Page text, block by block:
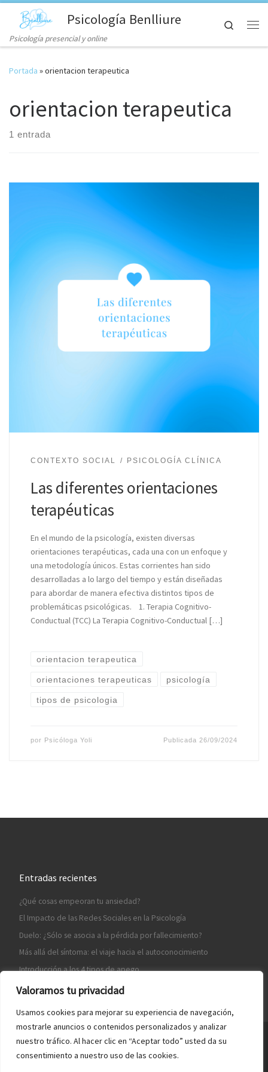
Valoramos tu privacidad
Usamos cookies para mejorar su experiencia de navegación,
mostrarle anuncios o contenidos personalizados y analizar
nuestro tráfico. Al hacer clic en “Aceptar todo” usted da su
consentimiento a nuestro uso de las cookies.
Skip to contentPsicología Benlliure
Psicología presencial y online
Search
Portada »orientacion terapeutica
orientacion terapeutica
1 entrada
CONTEXTO SOCIAL PSICOLOGÍA CLÍNICA
Las diferentes orientaciones
terapéuticas
En el mundo de la psicología, existen diversas
orientaciones terapéuticas, cada una con un enfoque y
una metodología únicos. Estas corrientes han sido
desarrolladas a lo largo del tiempo y están diseñadas
para abordar de manera efectiva distintos tipos de
problemáticas psicológicas. 1. Terapia Cognitivo-
Conductual (TCC) La Terapia Cognitivo-Conductual […]
orientacion terapeutica
orientaciones terapeuticas psicología
tipos de psicologia
por Psicóloga Yoli Publicada 26/09/2024
Entradas recientes
¿Qué cosas empeoran tu ansiedad?
El Impacto de las Redes Sociales en la Psicología
Duelo: ¿Sólo se asocia a la pérdida por fallecimiento?
Más allá del síntoma: el viaje hacia el autoconocimiento
Introducción a los 4 tipos de apego
© 2026 Psicología Benlliure – Todos los derechos reservados
Hosting by Turianet